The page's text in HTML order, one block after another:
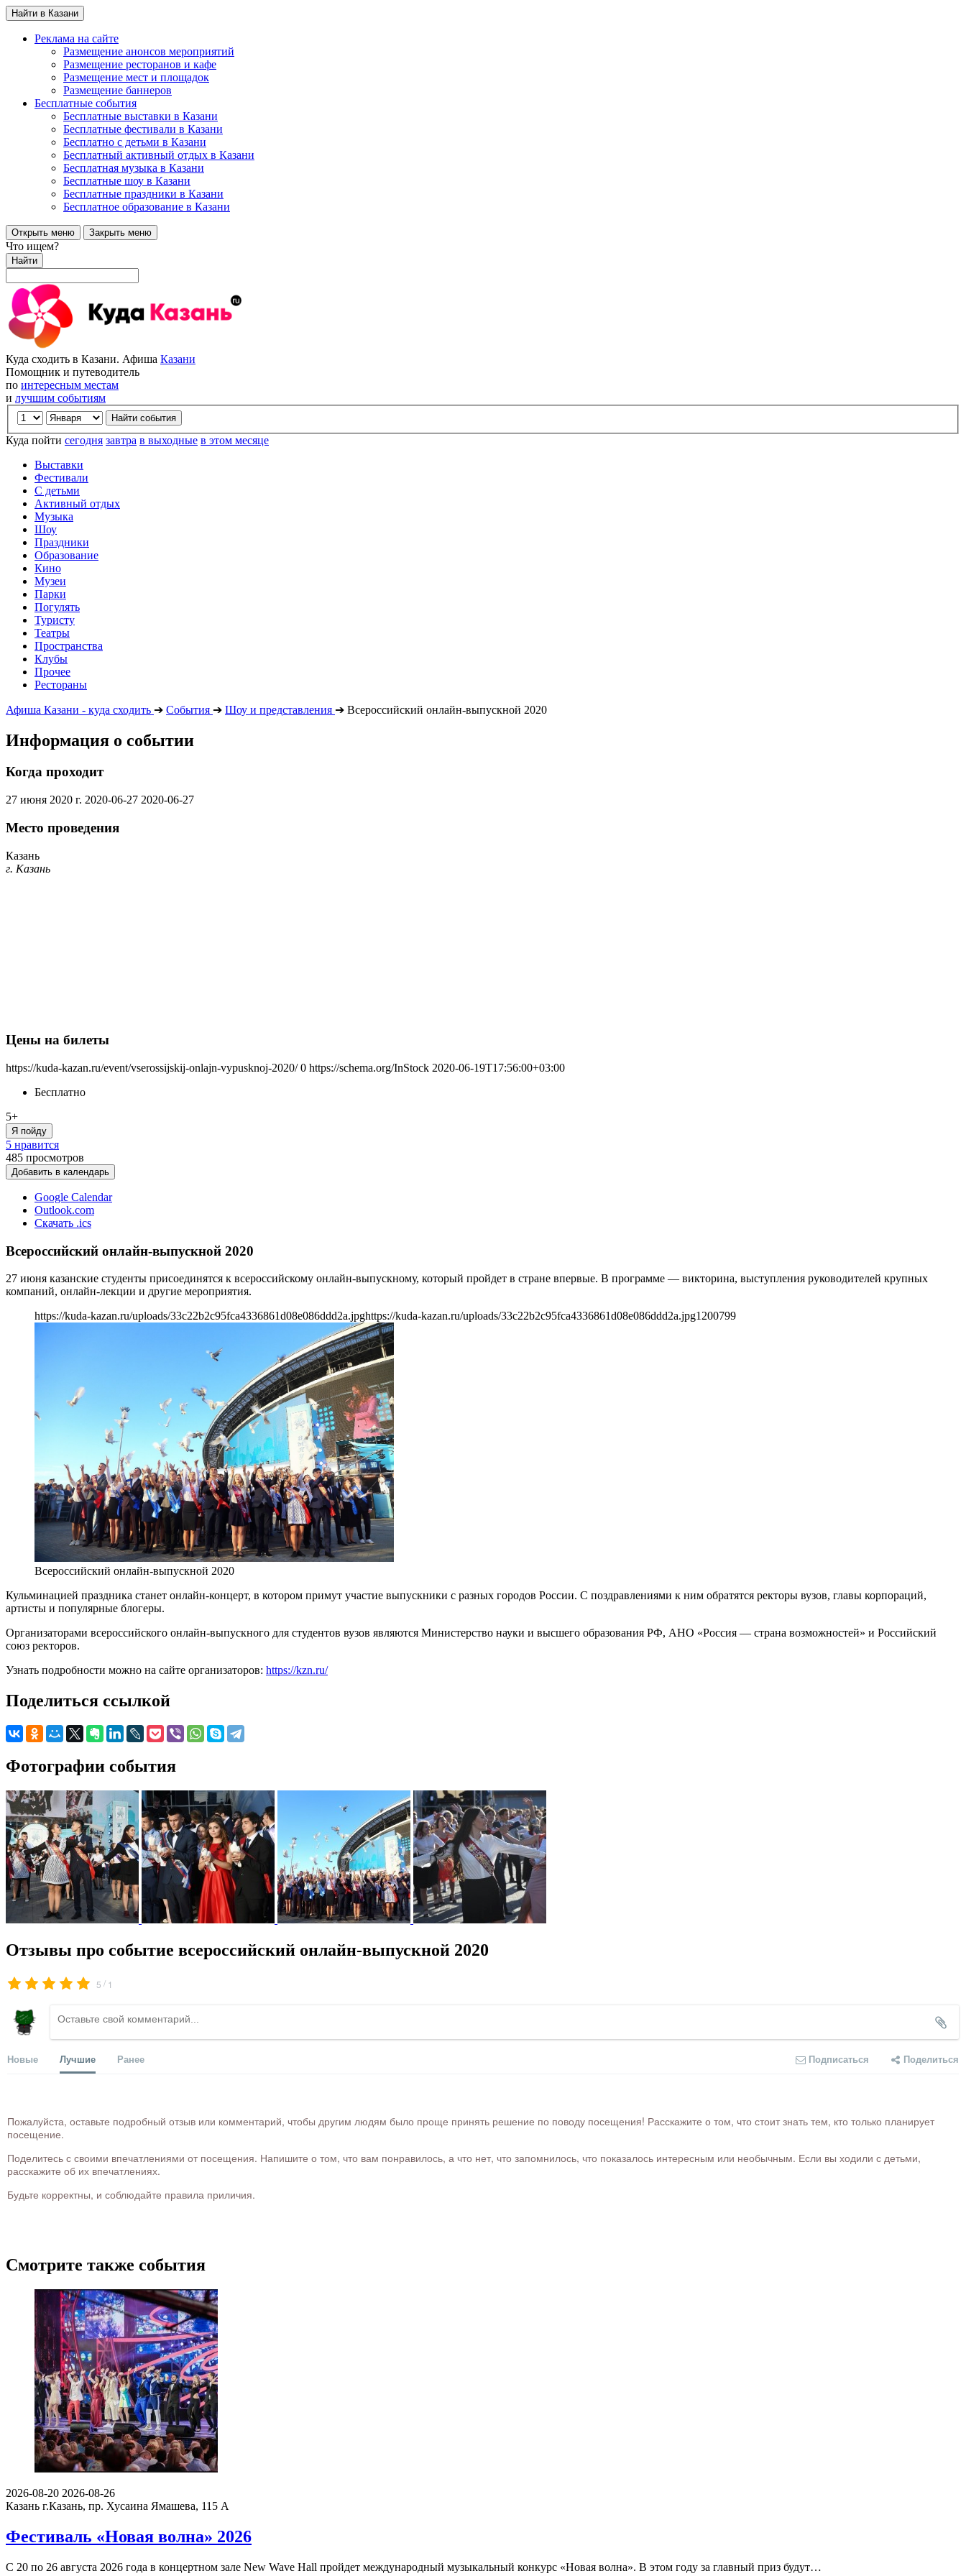
Найти в Казани
Реклама на сайте
Размещение анонсов мероприятий
Размещение ресторанов и кафе
Размещение мест и площадок
Размещение баннеров
Бесплатные события
Бесплатные выставки в Казани
Бесплатные фестивали в Казани
Бесплатно с детьми в Казани
Бесплатный активный отдых в Казани
Бесплатная музыка в Казани
Бесплатные шоу в Казани
Бесплатные праздники в Казани
Бесплатное образование в Казани
Открыть меню Закрыть меню
Что ищем?
Найти
Куда сходить в Казани. Афиша Казани
Помощник и путеводитель
по интересным местам
и лучшим событиям
Куда пойти сегодня завтра в выходные в этом месяце
Выставки
Фестивали
С детьми
Активный отдых
Музыка
Шоу
Праздники
Образование
Кино
Музеи
Парки
Погулять
Туристу
Театры
Пространства
Клубы
Прочее
Рестораны
Афиша Казани - куда сходить ➔ События ➔ Шоу и представления ➔ Всероссийский онлайн-выпускной 2020
Информация о событии
Когда проходит
27 июня 2020 г. 2020-06-27 2020-06-27
Место проведения
Казань
г. Казань
Цены на билеты
https://kuda-kazan.ru/event/vserossijskij-onlajn-vypusknoj-2020/ 0 https://schema.org/InStock 2020-06-19T17:56:00+03:00
Бесплатно
5+
Я пойду
5 нравится
485 просмотров
Добавить в календарь
Google Calendar
Outlook.com
Скачать .ics
Всероссийский онлайн-выпускной 2020
27 июня казанские студенты присоединятся к всероссийскому онлайн-выпускному, который пройдет в стране впервые. В программе — викторина, выступления руководителей крупных
компаний, онлайн-лекции и другие мероприятия.
https://kuda-kazan.ru/uploads/33c22b2c95fca4336861d08e086ddd2a.jpghttps://kuda-kazan.ru/uploads/33c22b2c95fca4336861d08e086ddd2a.jpg1200799
Всероссийский онлайн-выпускной 2020
Кульминацией праздника станет онлайн-концерт, в котором примут участие выпускники с разных городов России. С поздравлениями к ним обратятся ректоры вузов, главы корпораций,
артисты и популярные блогеры.
Организаторами всероссийского онлайн-выпускного для студентов вузов являются Министерство науки и высшего образования РФ, АНО «Россия — страна возможностей» и Российский
союз ректоров.
Узнать подробности можно на сайте организаторов: https://kzn.ru/
Поделиться ссылкой
Фотографии события
Отзывы про событие всероссийский онлайн-выпускной 2020
5 / 1
Новые Лучшие Ранее Подписаться Поделиться
Пожалуйста, оставьте подробный отзыв или комментарий, чтобы другим людям было проще принять решение по поводу посещения! Расскажите о том, что стоит знать тем, кто только планирует
посещение.
Поделитесь с своими впечатлениями от посещения. Напишите о том, что вам понравилось, а что нет, что запомнилось, что показалось интересным или необычным. Если вы ходили с детьми,
расскажите об их впечатлениях.
Будьте корректны, и соблюдайте правила приличия.
Смотрите также события
2026-08-20 2026-08-26
Казань г.Казань, пр. Хусаина Ямашева, 115 A
Фестиваль «Новая волна» 2026
С 20 по 26 августа 2026 года в концертном зале New Wave Hall пройдет международный музыкальный конкурс «Новая волна». В этом году за главный приз будут…